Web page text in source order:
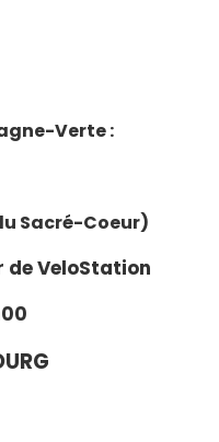
Verte :
Sacré-Coeur)
VeloStation